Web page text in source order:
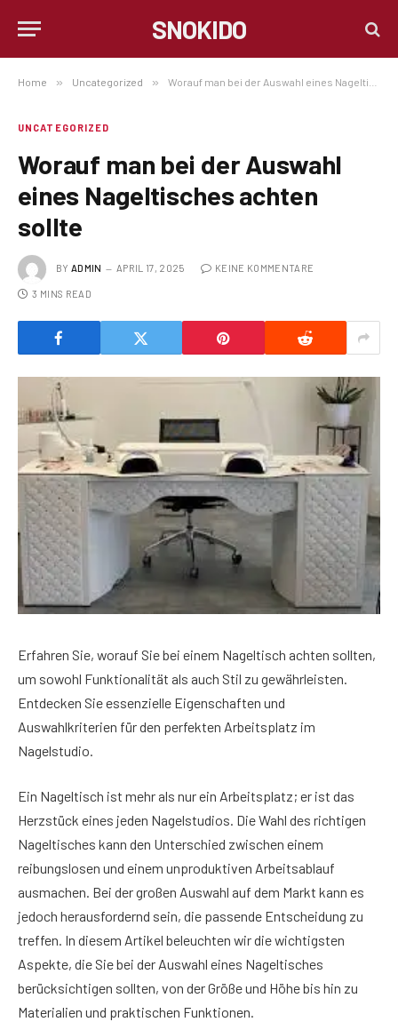
SNOKIDO
Home » Uncategorized » Worauf man bei der Auswahl eines Nageltisches achten sollte
UNCATEGORIZED
Worauf man bei der Auswahl
eines Nageltisches achten
sollte
BY ADMIN APRIL 17, 2025 KEINE KOMMENTARE
3 MINS READ
Erfahren Sie, worauf Sie bei einem Nageltisch achten sollten,
um sowohl Funktionalität als auch Stil zu gewährleisten.
Entdecken Sie essenzielle Eigenschaften und
Auswahlkriterien für den perfekten Arbeitsplatz im
Nagelstudio.
Ein Nageltisch ist mehr als nur ein Arbeitsplatz; er ist das
Herzstück eines jeden Nagelstudios. Die Wahl des richtigen
Nageltisches kann den Unterschied zwischen einem
reibungslosen und einem unproduktiven Arbeitsablauf
ausmachen. Bei der großen Auswahl auf dem Markt kann es
jedoch herausfordernd sein, die passende Entscheidung zu
treffen. In diesem Artikel beleuchten wir die wichtigsten
Aspekte, die Sie bei der Auswahl eines Nageltisches
berücksichtigen sollten, von der Größe und Höhe bis hin zu
Materialien und praktischen Funktionen.